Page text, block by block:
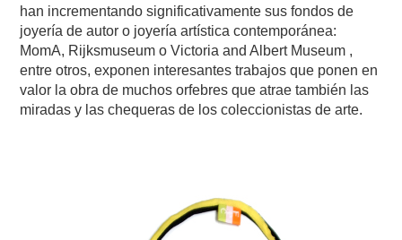
han incrementando significativamente sus fondos de
joyería de autor o joyería artística contemporánea:
MomA, Rijksmuseum o Victoria and Albert Museum ,
entre otros, exponen interesantes trabajos que ponen en
valor la obra de muchos orfebres que atrae también las
miradas y las chequeras de los coleccionistas de arte.